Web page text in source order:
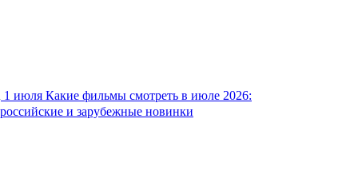
1 июля Какие фильмы смотреть в июле 2026:
российские и зарубежные новинки